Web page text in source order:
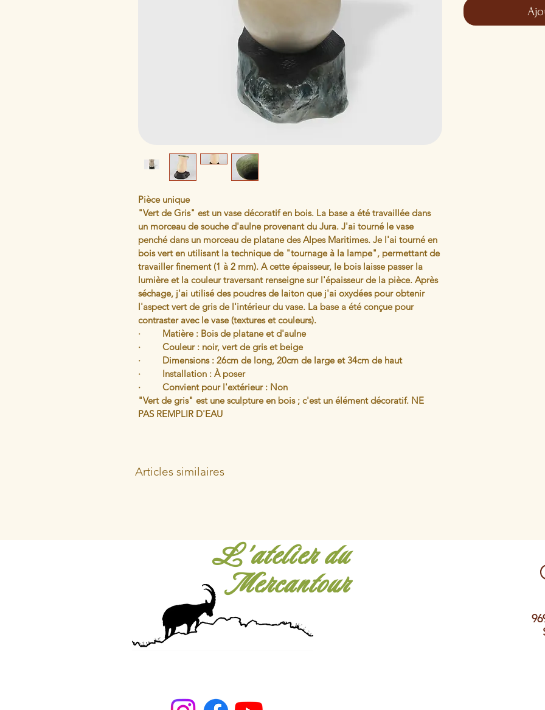
Pièce unique
"Vert de Gris" est un vase décoratif en bois. La base a été travaillée dans
un morceau de souche d'aulne provenant du Jura. J'ai tourné le vase
penché dans un morceau de platane des Alpes Maritimes. Je l'ai tourné en
bois vert en utilisant la technique de "tournage à la lampe", permettant de
travailler finement (1 à 2 mm). A cette épaisseur, le bois laisse passer la
lumière et la couleur traversant renseigne sur l'épaisseur de la pièce. Après
séchage, j'ai utilisé des poudres de laiton que j'ai oxydées pour obtenir
l'aspect vert de gris de l'intérieur du vase. La base a été conçue pour
contraster avec le vase (textures et couleurs).
·         Matière : Bois de platane et d'aulne
·         Couleur : noir, vert de gris et beige
·         Dimensions : 26cm de long, 20cm de large et 34cm de haut
·         Installation : À poser
·         Convient pour l'extérieur : Non
"Vert de gris" est une sculpture en bois ; c'est un élément décoratif. NE
PAS REMPLIR D'EAU
Articles similaires
L'atelier du
Mercantour